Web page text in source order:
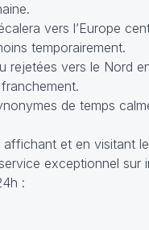
vers l’Europe
temporairement.
vers le Nord
de temps
et en visitant
exceptionnel sur
: